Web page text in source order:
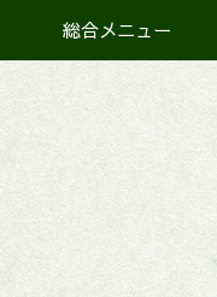
総合メニュー